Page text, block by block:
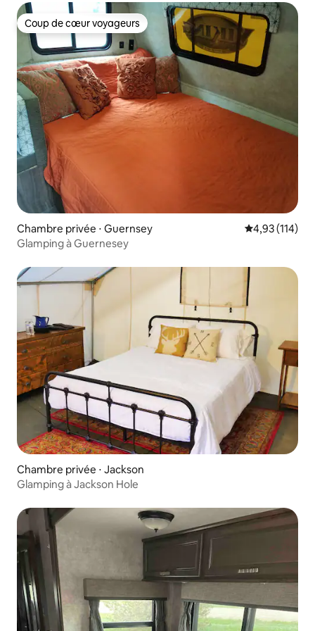
Coup de cœur voyageurs
Coup de cœur voyageurs
Chambre privée ⋅ Guernsey Évaluation
4,93 (114)
Glamping à Guernesey
Chambre privée ⋅ Jackson
Glamping à Jackson Hole